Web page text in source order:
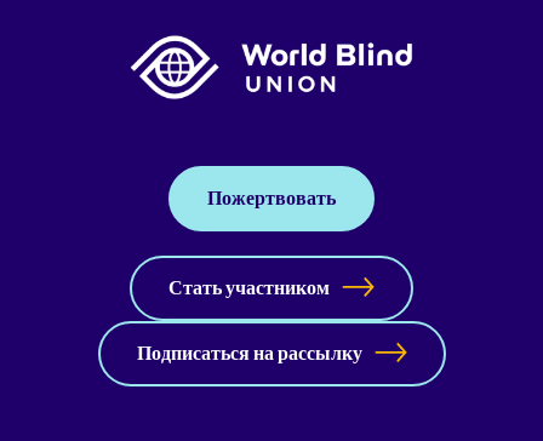
Пожертвовать
Стать участником
Подписаться на рассылку